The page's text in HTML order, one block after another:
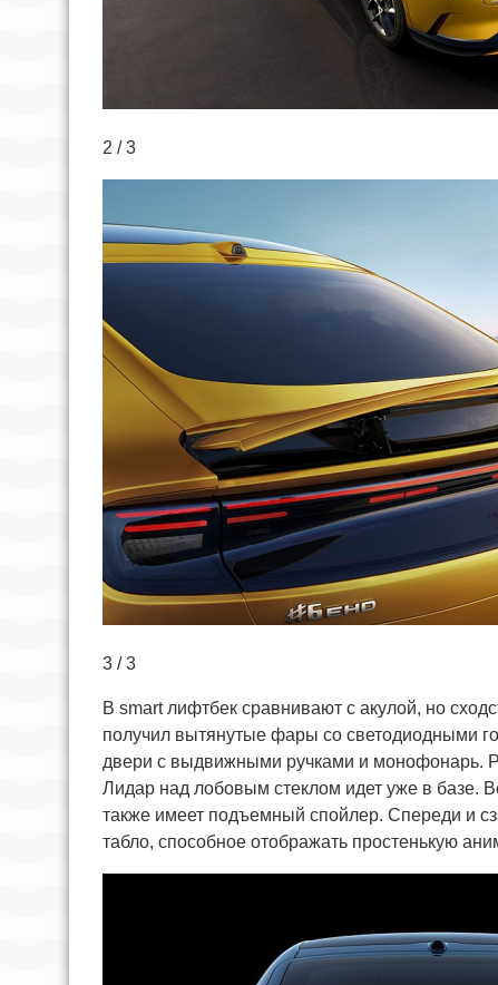
2 / 3
3 / 3
В smart лифтбек сравнивают с акулой, но
получил вытянутые фары со светодиодными
двери с выдвижными ручками и монофонарь.
Лидар над лобовым стеклом идет уже в базе.
также имеет подъемный спойлер. Спереди и
табло, способное отображать простенькую